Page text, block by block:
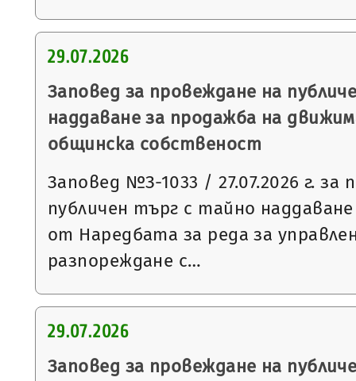
29.07.2026
Заповед за провеждане на
наддаване за продажба на
общинска собственост
Заповед №З-1033 / 27.07.2026 г. за
публичен търг с тайно наддаване
от Наредбата за реда за
разпореждане с…
29.07.2026
Заповед за провеждане на